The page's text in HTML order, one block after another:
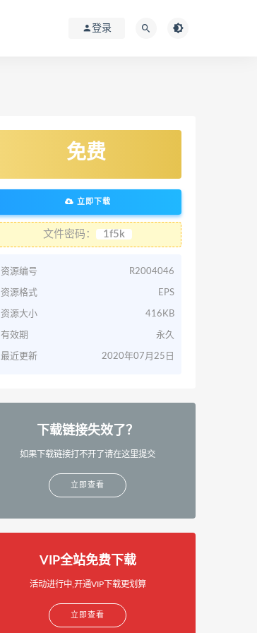
登录
免费
立即下载
文件密码： 1f5k
资源编号 R2004046
资源格式 EPS
资源大小 416KB
有效期 永久
最近更新 2020年07月25日
下载链接失效了？
如果下载链接打不开了请在这里提交
立即查看
VIP全站免费下载
活动进行中,开通VIP下载更划算
立即查看